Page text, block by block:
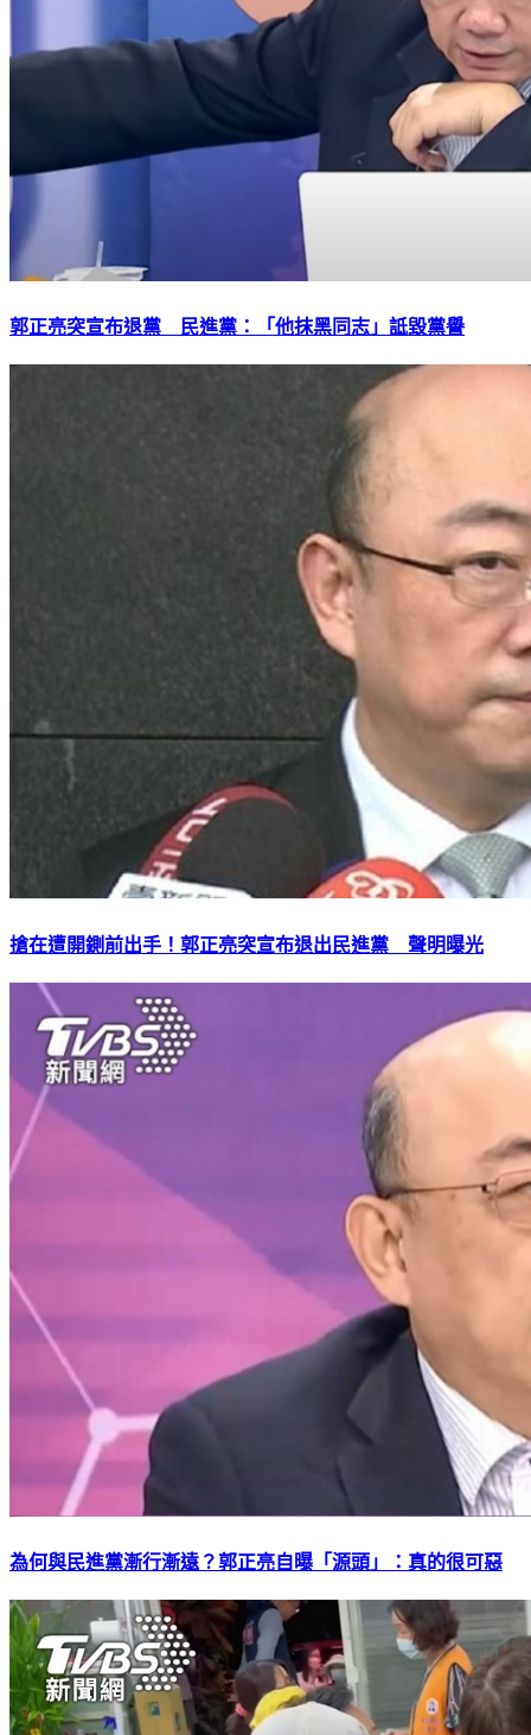
郭正亮突宣布退黨 民進黨：「他抹黑同志」詆毀黨譽
搶在遭開鍘前出手！郭正亮突宣布退出民進黨 聲明曝光
為何與民進黨漸行漸遠？郭正亮自曝「源頭」：真的很可惡